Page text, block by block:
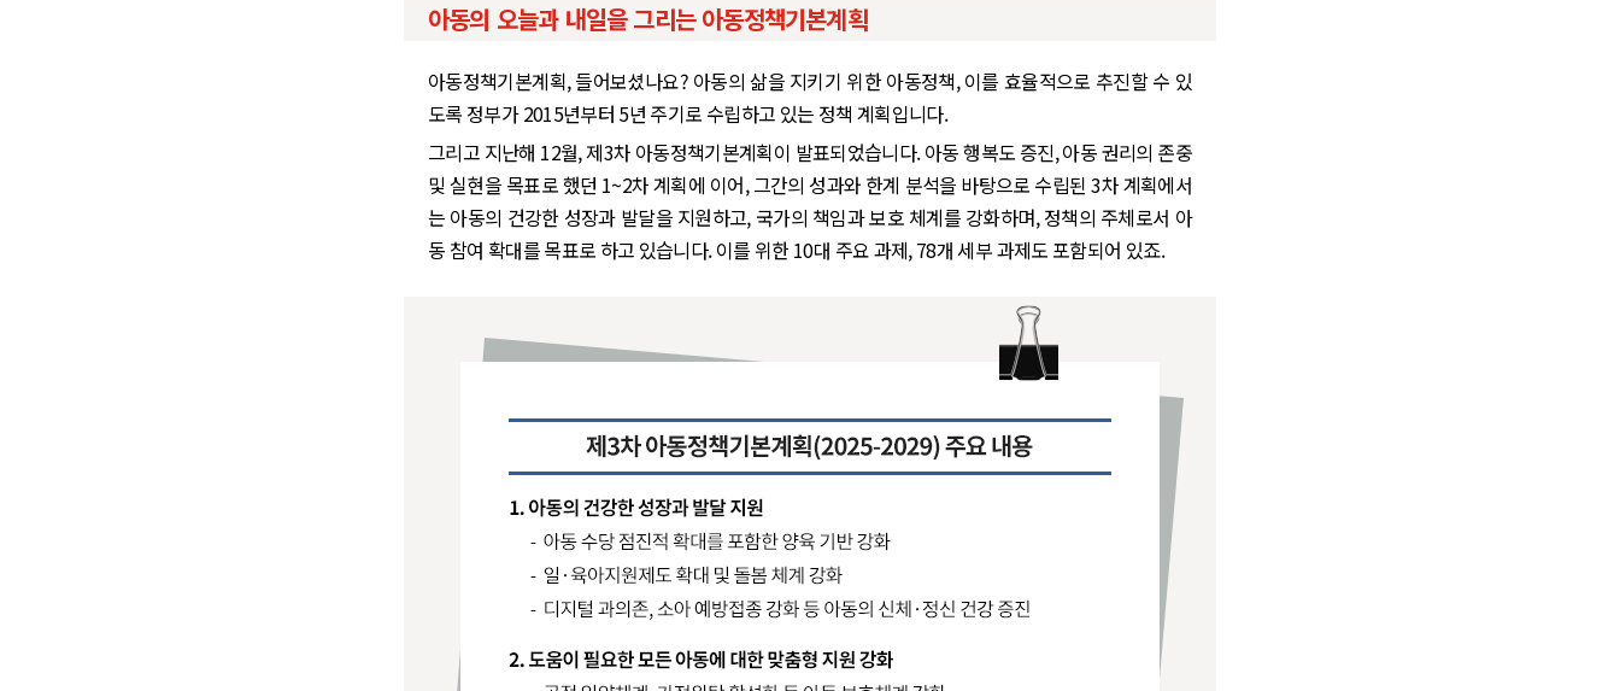
아동의 오늘과 내일을 그리는 아동정책기본계획
아동정책기본계획, 들어보셨나요? 아동의 삶을 지키기 위한 아동정책, 이를 효율적으로 추진할 수 있
도록 정부가 2015년부터 5년 주기로 수립하고 있는 정책 계획입니다.
그리고 지난해 12월, 제3차 아동정책기본계획이 발표되었습니다. 아동 행복도 증진, 아동 권리의 존중
및 실현을 목표로 했던 1~2차 계획에 이어, 그간의 성과와 한계 분석을 바탕으로 수립된 3차 계획에서
는 아동의 건강한 성장과 발달을 지원하고, 국가의 책임과 보호 체계를 강화하며, 정책의 주체로서 아
동 참여 확대를 목표로 하고 있습니다. 이를 위한 10대 주요 과제, 78개 세부 과제도 포함되어 있죠.